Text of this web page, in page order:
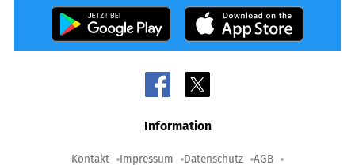
Information
Kontakt Impressum Datenschutz AGB